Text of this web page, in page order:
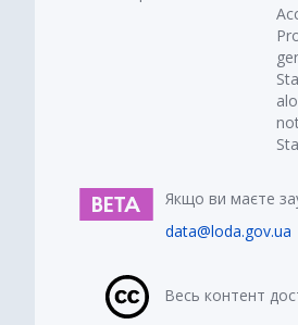
Якщо ви маєте
data@loda.gov.ua
Весь контент